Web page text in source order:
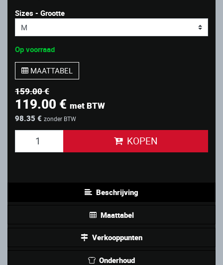
Sizes - Grootte
Op voorraad
MAATTABEL
159.00 €
119.00 € met BTW
98.35 € zonder BTW
KOPEN
Beschrijving
Maattabel
Verkooppunten
Onderhoud